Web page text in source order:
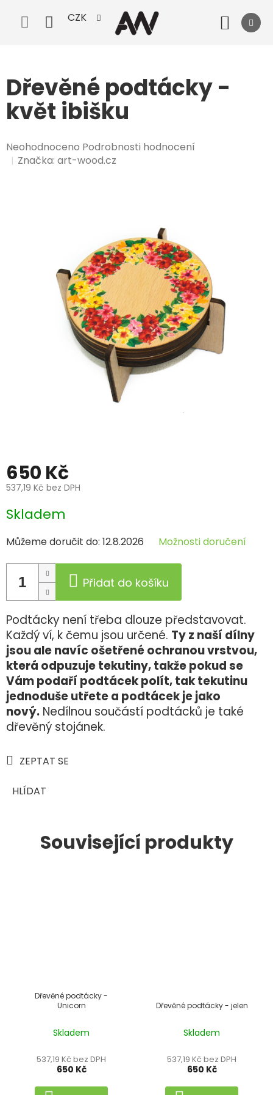
obsah
CZK
Dřevěné podtácky -
květ ibišku
Průměrné
hodnocení
Neohodnoceno Podrobnosti hodnocení
Značka:art-wood.cz
650 Kč
537,19 Kč bez DPH
Měrná
cena:
Skladem
Můžeme doručit do: 12.8.2026 Možnosti doručení
Přidat do košíku
Podtácky není třeba dlouze představovat.
Každý ví, k čemu jsou určené. Ty z naší dílny
jsou ale navíc ošetřené ochranou vrstvou,
která odpuzuje tekutiny, takže pokud se
Vám podaří podtácek polít, tak tekutinu
jednoduše utřete a podtácek je jako
nový. Nedílnou součástí podtácků je také
dřevěný stojánek.
ZEPTAT SE
HLÍDAT
Související produkty
Dřevěné podtácky -
Unicorn
Skladem
537,19 Kč bez DPH
650 Kč
Dřevěné podtácky - jelen
Skladem
537,19 Kč bez DPH
650 Kč